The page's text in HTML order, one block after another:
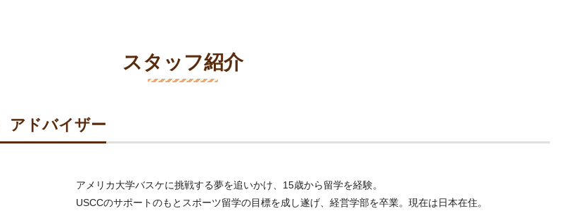
スタッフ紹介
アドバイザー
アメリカ大学バスケに挑戦する夢を追いかけ、15歳から留学を経験。
USCCのサポートのもとスポーツ留学の目標を成し遂げ、経営学部を卒業。現在は日本在住。